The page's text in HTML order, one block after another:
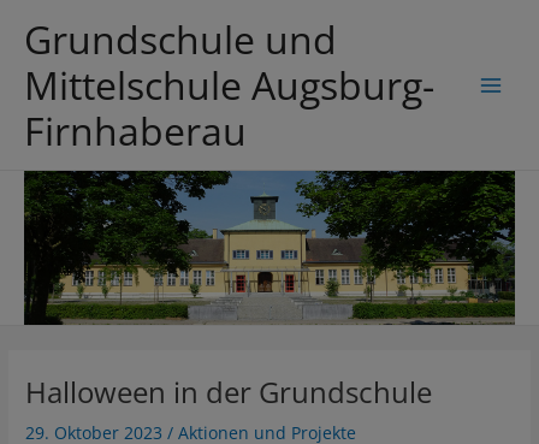
InhaltGrundschule und
Mittelschule Augsburg-
Firnhaberau
Halloween in der Grundschule
29. Oktober 2023/Aktionen und Projekte